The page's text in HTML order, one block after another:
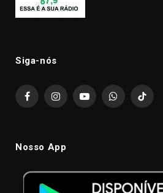
Siga-nós
FacebookInstagramYouTubeWhatsAppTikTok
Nosso App